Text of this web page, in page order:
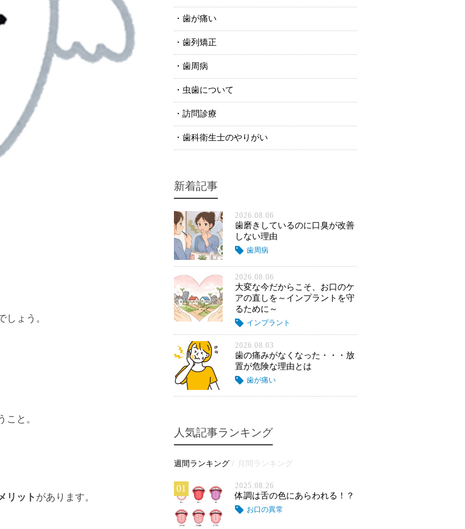
ょう。
こと。
リット があります。
歯が痛い
歯列矯正
歯周病
虫歯について
訪問診療
歯科衛生士のやりがい
新着記事
2026.08.06
歯磨きしているのに口臭が改善
しない理由
歯周病
2026.08.06
大変な今だからこそ、お口のケ
アの直しを～インプラントを守
るために～
インプラント
2026.08.03
歯の痛みがなくなった・・・放
置が危険な理由とは
歯が痛い
人気記事ランキング
週間ランキング 月間ランキング
01 2025.08.26
体調は舌の色にあらわれる！？
お口の異常